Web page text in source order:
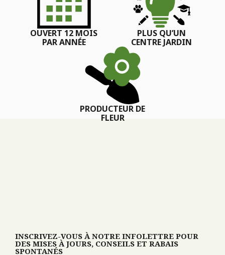
OUVERT 12 MOIS
PAR ANNÉE
PLUS QU’UN
CENTRE JARDIN
PRODUCTEUR DE
FLEUR
INSCRIVEZ-VOUS À NOTRE INFOLETTRE POUR
DES MISES À JOURS, CONSEILS ET RABAIS
SPONTANÉS